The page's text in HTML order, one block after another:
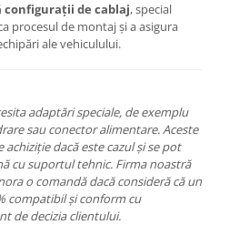
configurații de cablaj, special
procesul de montaj și a asigura
ale vehiculului.
adaptări speciale, de exemplu
sau conector alimentare. Aceste
dacă este cazul și se pot
cu suportul tehnic. Firma noastră
o comandă dacă consideră că un
compatibil și conform cu
de decizia clientului.